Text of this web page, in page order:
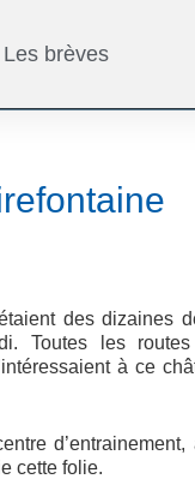
Les brèves
des dizaines
Toutes les
à ce
d’entrainement,
cette folie.